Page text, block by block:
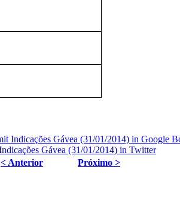
< Anterior Próximo >